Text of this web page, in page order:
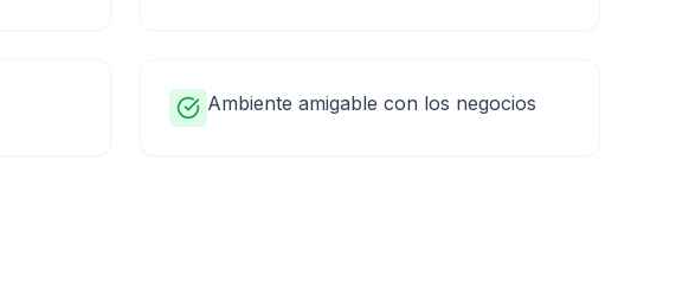
Ambiente amigable con los negocios